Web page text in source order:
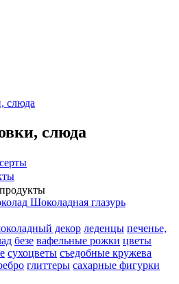
слюда
слюда
Шоколадная глазурь
декор леденцы печенье,
безе вафельные рожки цветы
сухоцветы съедобные кружева
глиттеры сахарные фигурки